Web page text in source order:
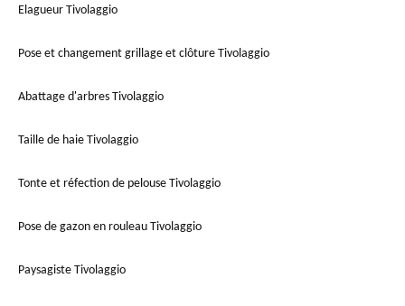
Elagueur Tivolaggio
Pose et changement grillage et clôture Tivolaggio
Abattage d'arbres Tivolaggio
Taille de haie Tivolaggio
Tonte et réfection de pelouse Tivolaggio
Pose de gazon en rouleau Tivolaggio
Paysagiste Tivolaggio